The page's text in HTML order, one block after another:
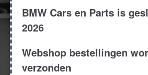
BMW Cars en Parts is
2026
Webshop bestellingen
verzonden